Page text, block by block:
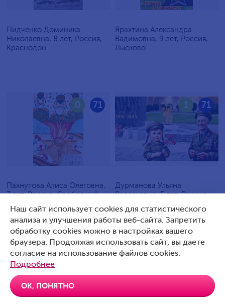
Пидченко Доминика
Николаевна, 8 лет, Россия,
Краснодон
Ярахтина Александра
Вадимовна, 9 лет, Россия,
Лысково
71
0
Пахнутова Алиса Олеговна,
7 лет, Россия, Свободный
71
1
Дурманова Ульяна
Валерьевна, 5 лет, Россия,
Наш сайт использует cookies для статистического
анализа и улучшения работы веб-сайта. Запретить
обработку cookies можно в настройках вашего
браузера. Продолжая использовать сайт, вы даете
согласие на использование файлов cookies.
Подробнее
ОК, ПОНЯТНО